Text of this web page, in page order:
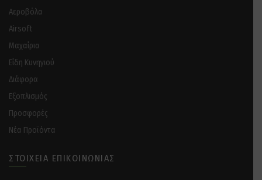
Αεροβόλα
Airsoft
Μαχαίρια
Είδη Κυνηγιού
Διάφορα
Eξοπλισμός
Προσφορές
Νέα Προϊόντα
ΣΤΟΙΧΕΊΑ ΕΠΙΚΟΙΝΩΝΊΑΣ